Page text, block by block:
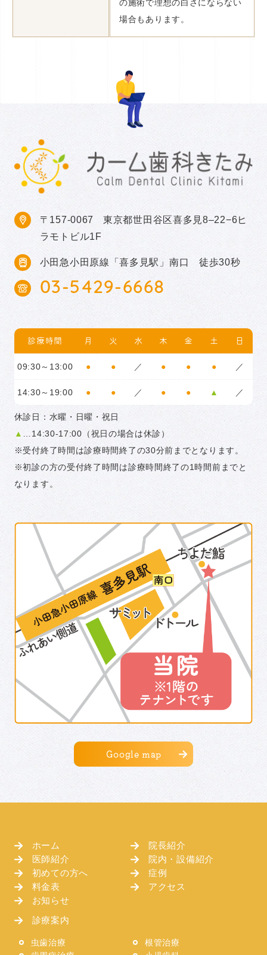
の施術で理想の白さにならない
場合もあります。
〒157-0067
東京都世田谷区喜多見8–22−6ヒ
ラモトビル1F
小田急小田原線「喜多見駅」南口 徒歩30秒
03-5429-6668
診療時間 月 火 水 木 金 土 日
09:30～13:00 ● ● ／ ● ● ● ／
14:30～19:00 ● ● ／ ● ● ▲ ／
休診日：水曜・日曜・祝日
▲
…14:30-17:00（祝日の場合は休診）
※受付終了時間は診療時間終了の30分前までとなります。
※初診の方の受付終了時間は診療時間終了の1時間前までと
なります。
Google map
ホーム
院長紹介
医師紹介
院内・設備紹介
初めての方へ
症例
料金表
アクセス
お知らせ
診療案内
虫歯治療
根管治療